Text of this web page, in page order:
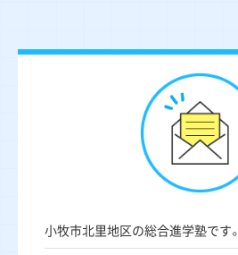
小牧市北里地区の総合進学塾です。